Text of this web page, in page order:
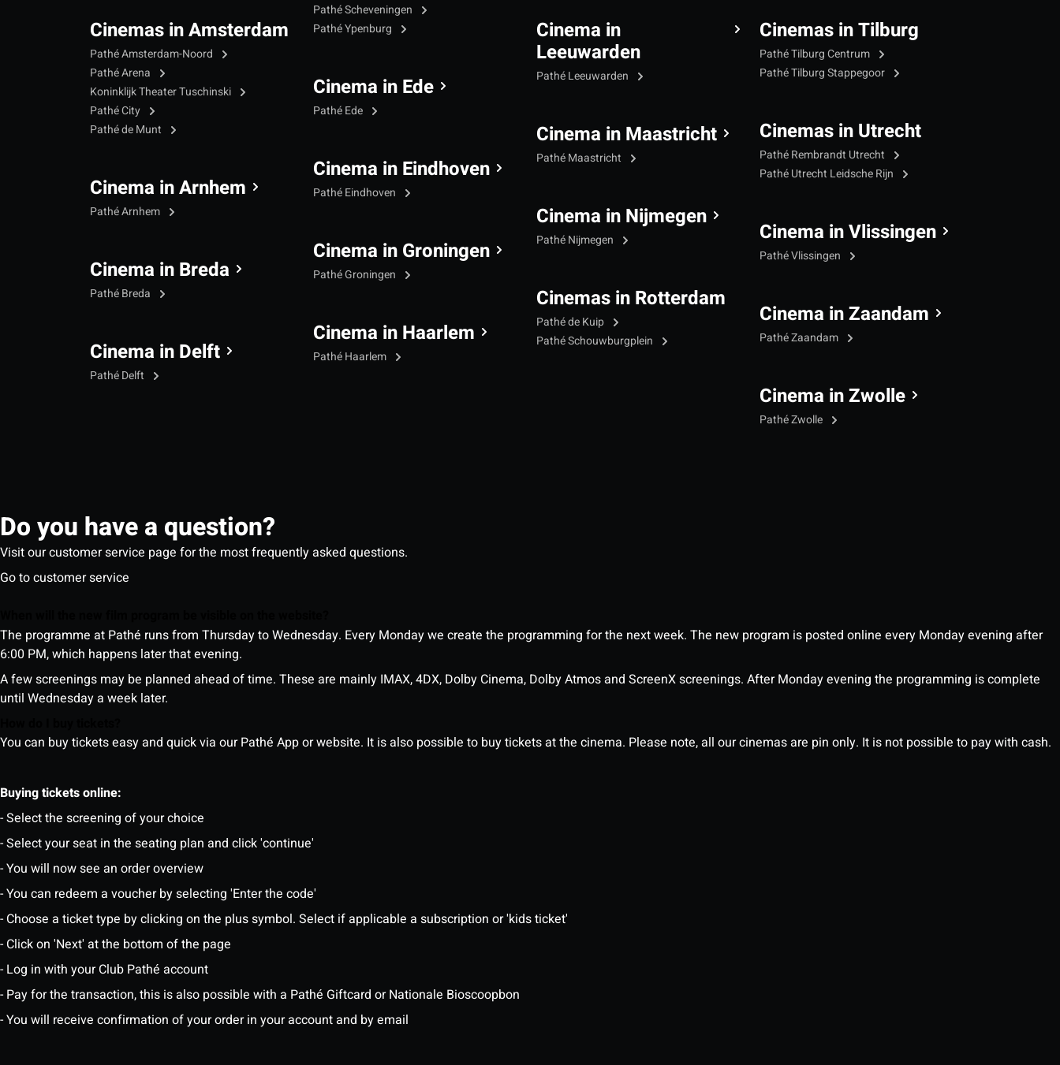
Cinemas in Amsterdam
Pathé Amsterdam-Noord
Pathé Arena
Koninklijk Theater Tuschinski
Pathé City
Pathé de Munt
Cinema in Arnhem
Pathé Arnhem
Cinema in Breda
Pathé Breda
Cinema in Delft
Pathé Delft
Pathé Scheveningen
Pathé Ypenburg
Cinema in Ede
Pathé Ede
Cinema in Eindhoven
Pathé Eindhoven
Cinema in Groningen
Pathé Groningen
Cinema in Haarlem
Pathé Haarlem
Cinema in
Leeuwarden
Pathé Leeuwarden
Cinema in Maastricht
Pathé Maastricht
Cinema in Nijmegen
Pathé Nijmegen
Cinemas in Rotterdam
Pathé de Kuip
Pathé Schouwburgplein
Cinemas in Tilburg
Pathé Tilburg Centrum
Pathé Tilburg Stappegoor
Cinemas in Utrecht
Pathé Rembrandt Utrecht
Pathé Utrecht Leidsche Rijn
Cinema in Vlissingen
Pathé Vlissingen
Cinema in Zaandam
Pathé Zaandam
Cinema in Zwolle
Pathé Zwolle
Do you have a question?
Visit our customer service page for the most frequently asked questions.
Go to customer service
The programme at Pathé runs from Thursday to Wednesday. Every Monday we create the programming for the next week. The new program is posted online every Monday evening after
6:00 PM, which happens later that evening.
A few screenings may be planned ahead of time. These are mainly IMAX, 4DX, Dolby Cinema, Dolby Atmos and ScreenX screenings. After Monday evening the programming is complete
until Wednesday a week later.
You can buy tickets easy and quick via our Pathé App or website. It is also possible to buy tickets at the cinema. Please note, all our cinemas are pin only. It is not possible to pay with cash.
Buying tickets online:
- Select the screening of your choice
- Select your seat in the seating plan and click 'continue'
- You will now see an order overview
- You can redeem a voucher by selecting 'Enter the code'
- Choose a ticket type by clicking on the plus symbol. Select if applicable a subscription or 'kids ticket'
- Click on 'Next' at the bottom of the page
- Log in with your Club Pathé account
- Pay for the transaction, this is also possible with a Pathé Giftcard or Nationale Bioscoopbon
- You will receive confirmation of your order in your account and by email